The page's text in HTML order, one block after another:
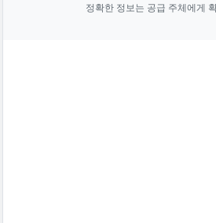
정확한 정보는 공급 주체에게